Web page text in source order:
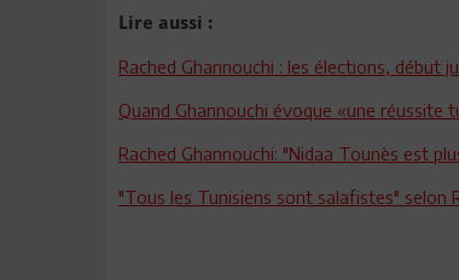
Lire aussi :
Rached Ghannouchi : les élections, début
Quand Ghannouchi évoque «une réussite
Rached Ghannouchi: "Nidaa Tounès est
"Tous les Tunisiens sont salafistes" selon